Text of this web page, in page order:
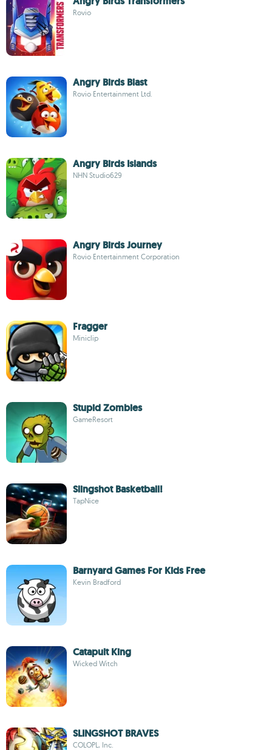
Rovio
Angry Birds Blast
Rovio Entertainment Ltd.
Angry Birds Islands
NHN Studio629
Angry Birds Journey
Rovio Entertainment Corporation
Fragger
Miniclip
Stupid Zombies
GameResort
Slingshot Basketball!
TapNice
Barnyard Games For Kids Free
Kevin Bradford
Catapult King
Wicked Witch
SLINGSHOT BRAVES
COLOPL, Inc.